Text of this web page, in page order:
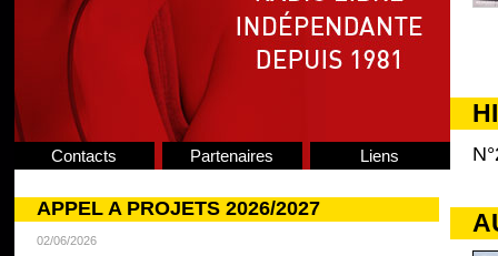
Contacts Partenaires Liens
APPEL A PROJETS 2026/2027
02/06/2026